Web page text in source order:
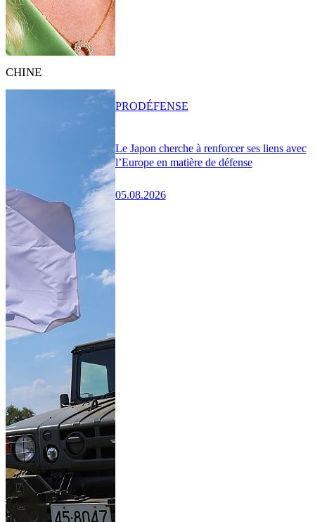
CHINE
Le Japon cherche à renforcer ses liens avec
l’Europe en matière de défense
05.08.2026
PRODÉFENSE